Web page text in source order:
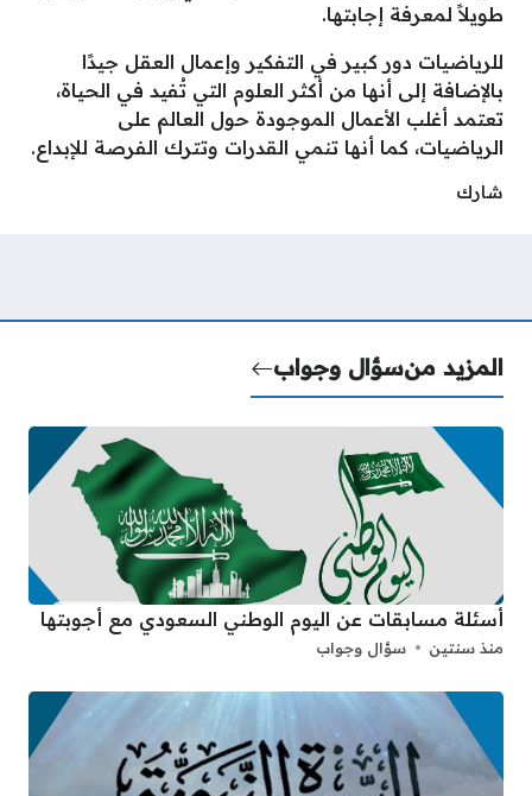
طويلاً لمعرفة إجابتها.
للرياضيات دور كبير في التفكير وإعمال العقل جيدًا
بالإضافة إلى أنها من أكثر العلوم التي تُفيد في الحياة،
تعتمد أغلب الأعمال الموجودة حول العالم على
الرياضيات، كما أنها تنمي القدرات وتترك الفرصة للإبداع.
شارك
المزيد منسؤال وجواب
أسئلة مسابقات عن اليوم الوطني السعودي مع أجوبتها
منذ سنتين سؤال وجواب